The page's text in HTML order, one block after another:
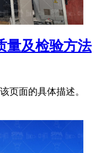
量及检验方法
页面的具体描述。